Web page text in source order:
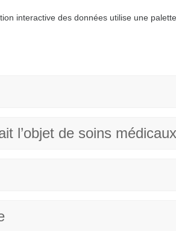
interactive des données utilise une
l’objet de soins médicaux